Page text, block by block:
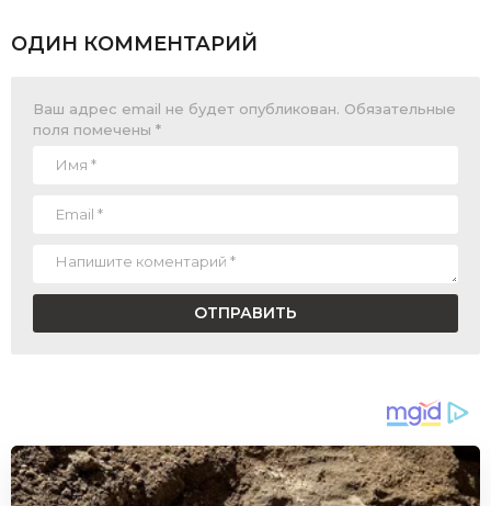
ОДИН КОММЕНТАРИЙ
Ваш адрес email не будет опубликован. Обязательные
поля помечены *